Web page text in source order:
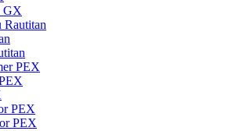
GX
Rautitan
PEX
PEX
PEX